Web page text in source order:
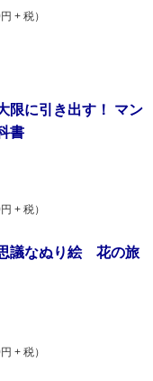
+ 税）
限に引き出す！ マン
書
+ 税）
議なぬり絵 花の旅
+ 税）